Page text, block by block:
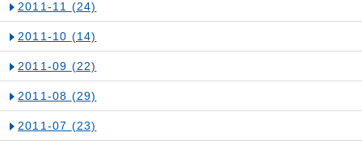
2011-11 (24)
2011-10 (14)
2011-09 (22)
2011-08 (29)
2011-07 (23)